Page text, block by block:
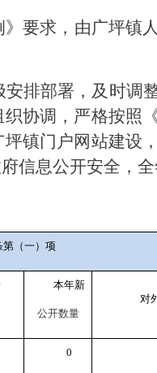
要求，由广坪镇
排部署， 及时调
协调，严格按照
镇门户网站建设
信息公开安全，
第（一）项
本年新
公开数量
对
0